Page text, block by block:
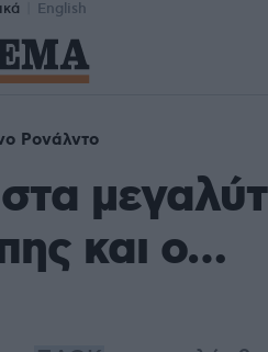
English
Ρονάλντο
και ο…